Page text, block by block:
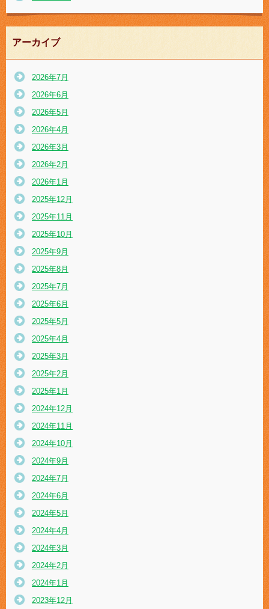
アーカイブ
2026年7月
2026年6月
2026年5月
2026年4月
2026年3月
2026年2月
2026年1月
2025年12月
2025年11月
2025年10月
2025年9月
2025年8月
2025年7月
2025年6月
2025年5月
2025年4月
2025年3月
2025年2月
2025年1月
2024年12月
2024年11月
2024年10月
2024年9月
2024年7月
2024年6月
2024年5月
2024年4月
2024年3月
2024年2月
2024年1月
2023年12月